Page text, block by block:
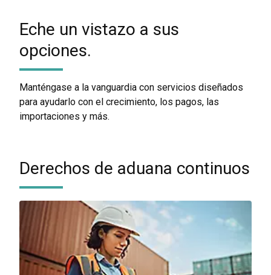
Eche un vistazo a sus
opciones.
Manténgase a la vanguardia con servicios diseñados
para ayudarlo con el crecimiento, los pagos, las
importaciones y más.
Derechos de aduana continuos